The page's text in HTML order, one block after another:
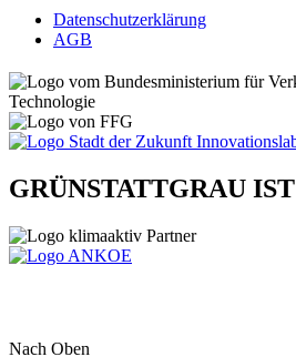
Datenschutzerklärung
AGB
GRÜNSTATTGRAU IST
Nach Oben